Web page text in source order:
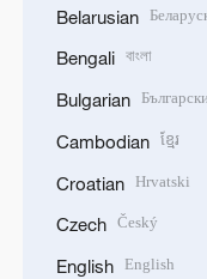
Belarusian
Bengali বাংলা
Bulgarian
Cambodian ខ្មែរ
Croatian Hrvatski
Czech Český
English English